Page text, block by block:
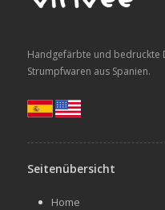
Handgefärbte und bedruckte
Strumpfwaren aus Spanien.
Seitenübersicht
Home